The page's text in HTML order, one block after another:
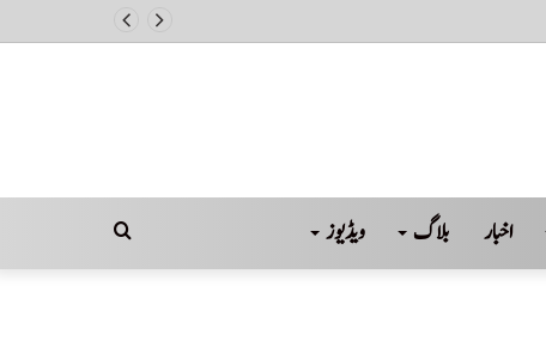
اخبار بلاگ ویڈیوز Search